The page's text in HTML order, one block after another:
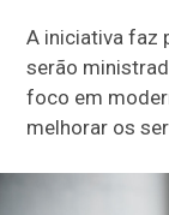
A iniciativa faz
serão
foco em
melhorar os